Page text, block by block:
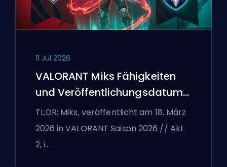
11 Jul 2026
VALORANT Miks Fähigkeiten
und Veröffentlichungsdatum
erklärt
TL;DR: Miks, veröffentlicht am 18. März
2026 in VALORANT Saison 2026 // Akt
2, i…